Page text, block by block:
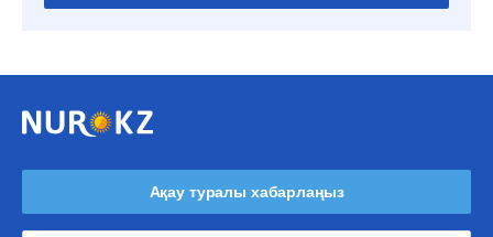
Ақау туралы хабарлаңыз